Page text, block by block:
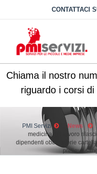
CONTATTACI
Chiama il nostro
riguardo i corsi
PMI Servizi News
medicina del lavoro
dipendenti obbligatorie
prelievo